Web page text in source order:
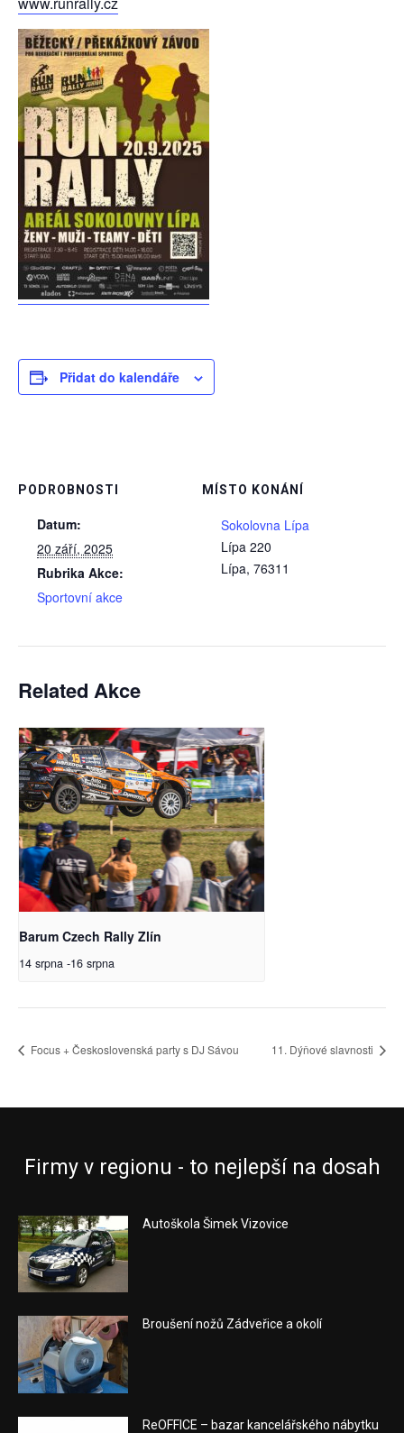
Přidat do kalendáře
PODROBNOSTI
Datum:
20 září, 2025
Rubrika Akce:
Sportovní akce
MÍSTO KONÁNÍ
Sokolovna Lípa
Lípa 220
Lípa, 76311
Related Akce
Barum Czech Rally Zlín
14 srpna -16 srpna
Focus + Československá party s DJ Sávou 11. Dýňové slavnosti
Firmy v regionu - to nejlepší na dosah
Autoškola Šimek Vizovice
Broušení nožů Zádveřice a okolí
ReOFFICE – bazar kancelářského nábytku